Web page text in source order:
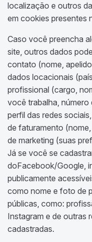
localização e outros
em cookies presentes
Caso você preencha
site, outros dados
contato (nome,
dados locacionais
profissional (cargo,
você trabalha, número
perfil das redes
de faturamento
de marketing (suas
Já se você se
doFacebook/Google,
publicamente
como nome e foto de
públicas, como:
Instagram e de outras
cadastradas.